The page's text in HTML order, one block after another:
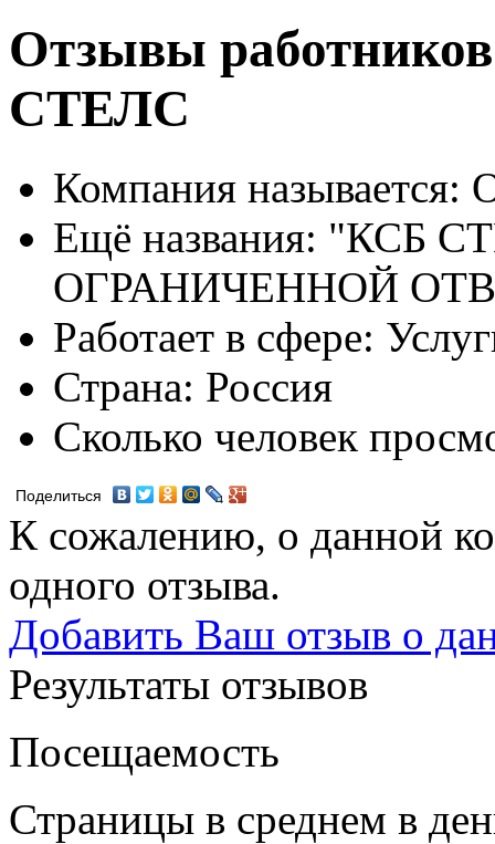
Отзывы
СТЕЛС
Компания называется:
Ещё названия: "КСБ
ОГРАНИЧЕННОЙ
Работает в сфере:
Страна: Россия
Сколько человек
Поделиться
К сожалению, о данной
одного отзыва.
Добавить Ваш отзыв о
Результаты отзывов
Посещаемость
Страницы в среднем в